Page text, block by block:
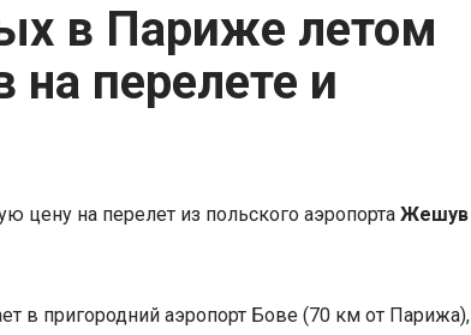
в Париже летом
на перелете и
цену на перелет из польского аэропорта Жешув
в пригородний аэропорт Бове (70 км от Парижа),